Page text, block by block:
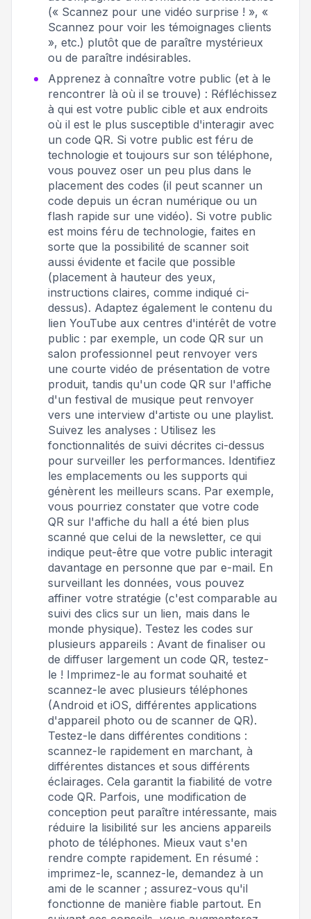
(« Scannez pour une vidéo surprise ! », «
Scannez pour voir les témoignages clients
», etc.) plutôt que de paraître mystérieux
ou de paraître indésirables.
Apprenez à connaître votre public (et à le
rencontrer là où il se trouve) : Réfléchissez
à qui est votre public cible et aux endroits
où il est le plus susceptible d'interagir avec
un code QR. Si votre public est féru de
technologie et toujours sur son téléphone,
vous pouvez oser un peu plus dans le
placement des codes (il peut scanner un
code depuis un écran numérique ou un
flash rapide sur une vidéo). Si votre public
est moins féru de technologie, faites en
sorte que la possibilité de scanner soit
aussi évidente et facile que possible
(placement à hauteur des yeux,
instructions claires, comme indiqué ci-
dessus). Adaptez également le contenu du
lien YouTube aux centres d'intérêt de votre
public : par exemple, un code QR sur un
salon professionnel peut renvoyer vers
une courte vidéo de présentation de votre
produit, tandis qu'un code QR sur l'affiche
d'un festival de musique peut renvoyer
vers une interview d'artiste ou une playlist.
Suivez les analyses : Utilisez les
fonctionnalités de suivi décrites ci-dessus
pour surveiller les performances. Identifiez
les emplacements ou les supports qui
génèrent les meilleurs scans. Par exemple,
vous pourriez constater que votre code
QR sur l'affiche du hall a été bien plus
scanné que celui de la newsletter, ce qui
indique peut-être que votre public interagit
davantage en personne que par e-mail. En
surveillant les données, vous pouvez
affiner votre stratégie (c'est comparable au
suivi des clics sur un lien, mais dans le
monde physique). Testez les codes sur
plusieurs appareils : Avant de finaliser ou
de diffuser largement un code QR, testez-
le ! Imprimez-le au format souhaité et
scannez-le avec plusieurs téléphones
(Android et iOS, différentes applications
d'appareil photo ou de scanner de QR).
Testez-le dans différentes conditions :
scannez-le rapidement en marchant, à
différentes distances et sous différents
éclairages. Cela garantit la fiabilité de votre
code QR. Parfois, une modification de
conception peut paraître intéressante, mais
réduire la lisibilité sur les anciens appareils
photo de téléphones. Mieux vaut s'en
rendre compte rapidement. En résumé :
imprimez-le, scannez-le, demandez à un
ami de le scanner ; assurez-vous qu'il
fonctionne de manière fiable partout. En